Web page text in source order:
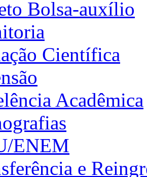
Bolsa-auxílio
Científica
Acadêmica
ENEM
e